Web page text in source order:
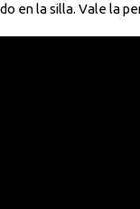
en la silla. Vale la